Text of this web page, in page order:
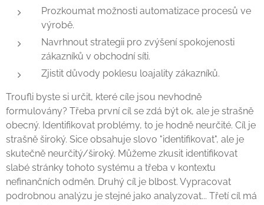
Prozkoumat možnosti automatizace procesů ve
výrobě.
Navrhnout strategii pro zvýšení spokojenosti
zákazníků v obchodní síti.
Zjistit důvody poklesu loajality zákazníků.
Troufli byste si určit, které cíle jsou nevhodně
formulovány? Třeba první cíl se zdá být ok, ale je strašně
obecný. Identifikovat problémy, to je hodně neurčité. Cíl je
strašně široký. Sice obsahuje slovo "identifikovat", ale je
skutečně neurčitý/široký. Můžeme zkusit identifikovat
slabé stránky tohoto systému a třeba v kontextu
nefinančních odměn. Druhý cíl je blbost. Vypracovat
podrobnou analýzu je stejné jako analyzovat... Třetí cíl má